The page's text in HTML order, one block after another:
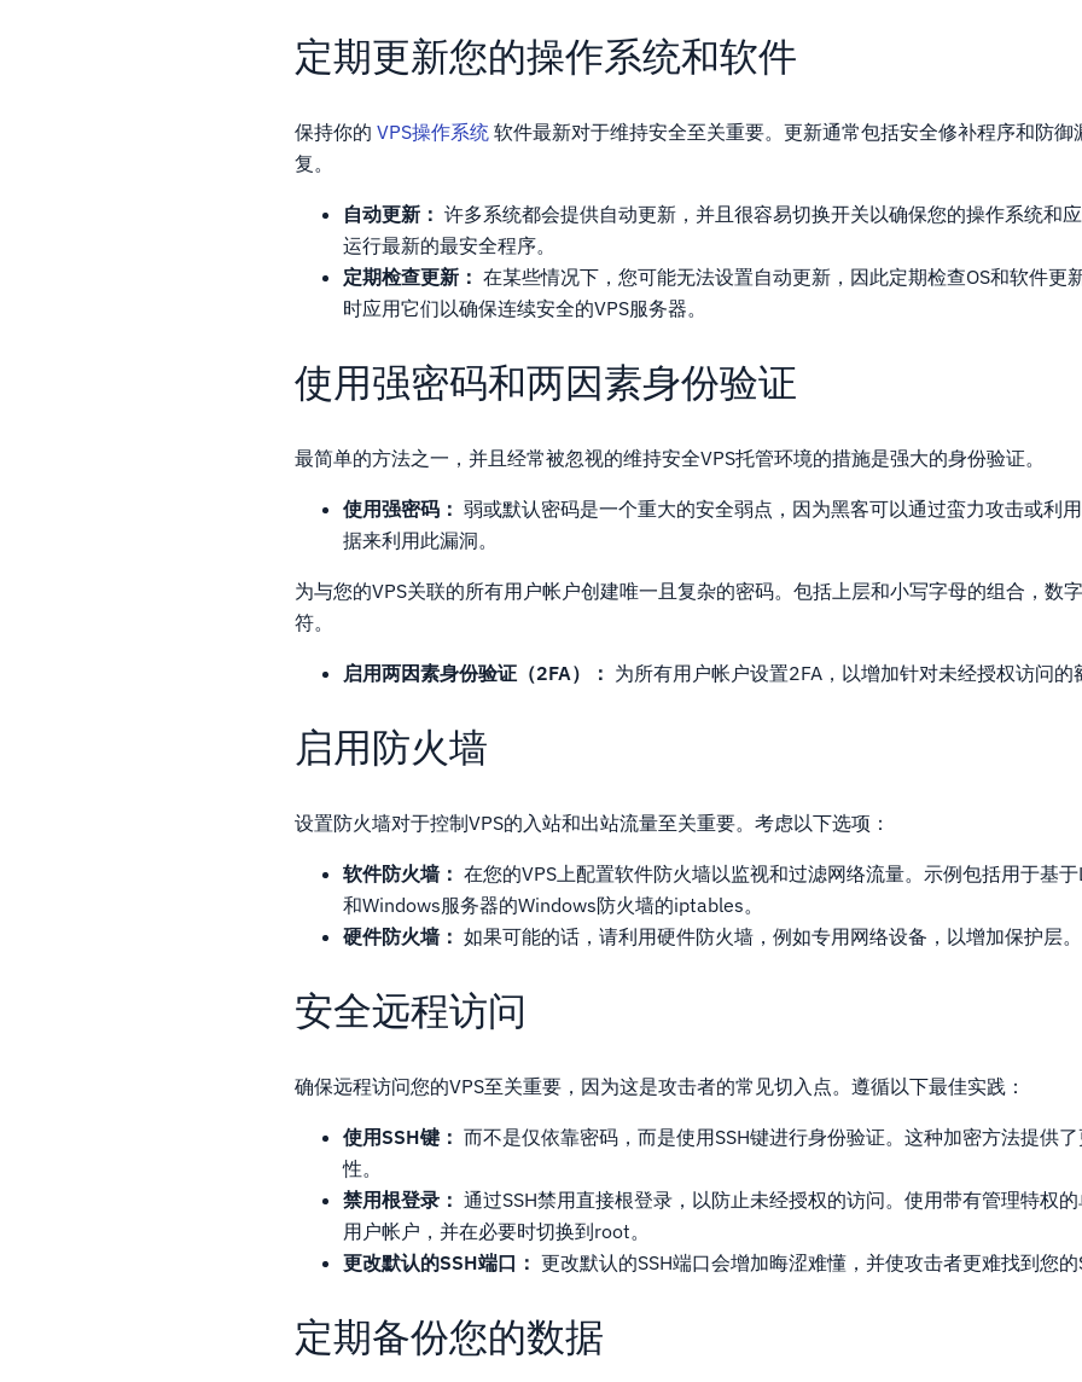
定期更新您的操作系统和软件
保持你的VPS操作系统 软件最新对于维持安全至关重要。更新通常包括安全修补程序和防御
复。
自动更新： 许多系统都会提供自动更新，并且很容易切换开关以确保您的操作系统和
运行最新的最安全程序。
定期检查更新： 在某些情况下，您可能无法设置自动更新，因此定期检查OS和软件更
时应用它们以确保连续安全的VPS服务器。
使用强密码和两因素身份验证
最简单的方法之一，并且经常被忽视的维持安全VPS托管环境的措施是强大的身份验证。
使用强密码： 弱或默认密码是一个重大的安全弱点，因为黑客可以通过蛮力攻击或利
据来利用此漏洞。
为与您的VPS关联的所有用户帐户创建唯一且复杂的密码。包括上层和小写字母的组合，数
符。
启用两因素身份验证（2FA）： 为所有用户帐户设置2FA，以增加针对未经授权访问的
启用防火墙
设置防火墙对于控制VPS的入站和出站流量至关重要。考虑以下选项：
软件防火墙： 在您的VPS上配置软件防火墙以监视和过滤网络流量。示例包括用于基
和Windows服务器的Windows防火墙的iptables。
硬件防火墙： 如果可能的话，请利用硬件防火墙，例如专用网络设备，以增加保护层。
安全远程访问
确保远程访问您的VPS至关重要，因为这是攻击者的常见切入点。遵循以下最佳实践：
使用SSH键： 而不是仅依靠密码，而是使用SSH键进行身份验证。这种加密方法提供
性。
禁用根登录： 通过SSH禁用直接根登录，以防止未经授权的访问。使用带有管理特权
用户帐户，并在必要时切换到root。
更改默认的SSH端口： 更改默认的SSH端口会增加晦涩难懂，并使攻击者更难找到您的
定期备份您的数据